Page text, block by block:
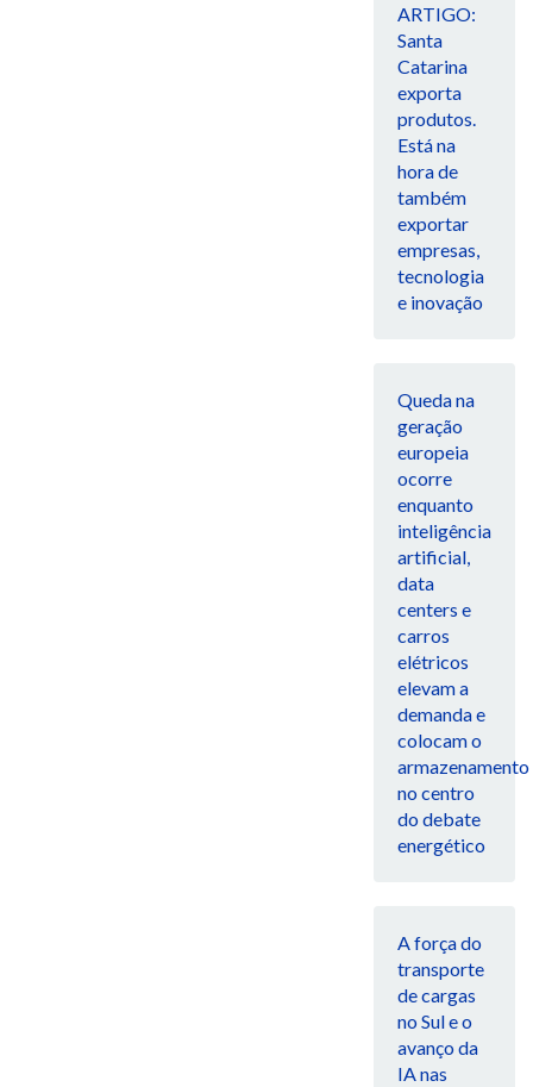
ARTIGO:
Santa
Catarina
exporta
produtos.
Está na
hora de
também
exportar
empresas,
tecnologia
e inovação
Queda na
geração
europeia
ocorre
enquanto
inteligência
artificial,
data
centers e
carros
elétricos
elevam a
demanda e
colocam o
armazenamento
no centro
do debate
energético
A força do
transporte
de cargas
no Sul e o
avanço da
IA nas